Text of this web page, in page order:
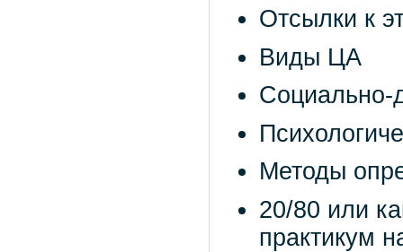
Отсылки к
Виды ЦА
Социально-
Методы
20/80 или
практикум